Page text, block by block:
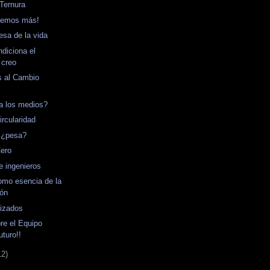
más!
de la vida
el
al Cambio
los medios?
ingenieros
esencia de la
el Equipo